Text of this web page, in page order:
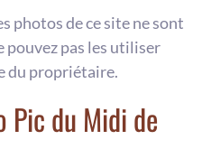
photos de ce site ne sont
pouvez pas les utiliser
du propriétaire.
Pic du Midi de